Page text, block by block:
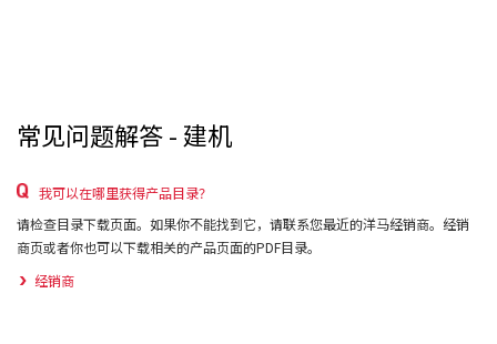
常见问题解答 - 建机
我可以在哪里获得产品目录？
请检查目录下载页面。如果你不能找到它，请联系您最近的洋马经销商。经销
商页或者你也可以下载相关的产品页面的PDF目录。
经销商